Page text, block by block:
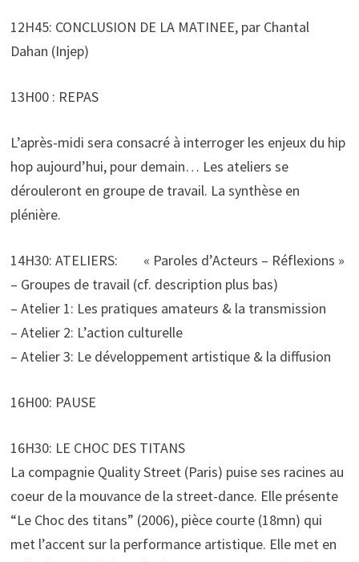
12H45: CONCLUSION DE LA MATINEE, par Chantal
Dahan (Injep)
13H00 : REPAS
L’après-midi sera consacré à interroger les enjeux du hip
hop aujourd’hui, pour demain… Les ateliers se
dérouleront en groupe de travail. La synthèse en
plénière.
14H30: ATELIERS: « Paroles d’Acteurs – Réflexions »
– Groupes de travail (cf. description plus bas)
– Atelier 1: Les pratiques amateurs & la transmission
– Atelier 2: L’action culturelle
– Atelier 3: Le développement artistique & la diffusion
16H00: PAUSE
16H30: LE CHOC DES TITANS
La compagnie Quality Street (Paris) puise ses racines au
coeur de la mouvance de la street-dance. Elle présente
“Le Choc des titans” (2006), pièce courte (18mn) qui
met l’accent sur la performance artistique. Elle met en